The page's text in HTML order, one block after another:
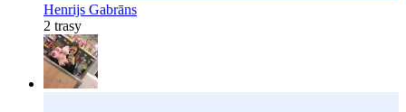
Henrijs Gabrāns
2 trasy